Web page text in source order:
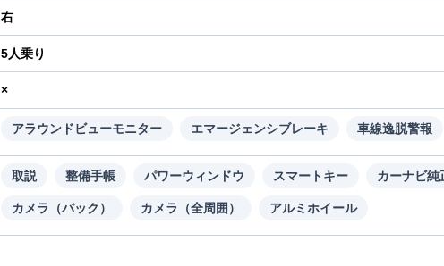
右
5人乗り
×
アラウンドビューモニター エマージェンシブレーキ 車線逸脱警報
取説 整備手帳 パワーウィンドウ スマートキー カーナビ純
カメラ（バック） カメラ（全周囲） アルミホイール